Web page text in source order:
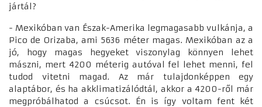
jártál?
- Mexikóban van Észak-Amerika legmagasabb vulkánja, a
Pico de Orizaba, ami 5636 méter magas. Mexikóban az a
jó, hogy magas hegyeket viszonylag könnyen lehet
mászni, mert 4200 méterig autóval fel lehet menni, fel
tudod vitetni magad. Az már tulajdonképpen egy
alaptábor, és ha akklimatizálódtál, akkor a 4200-ről már
megpróbálhatod a csúcsot. Én is így voltam fent két